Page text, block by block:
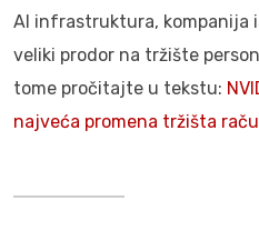
AI infrastruktura, kompanija
veliki prodor na tržište
tome pročitajte u tekstu:
najveća promena tržišta